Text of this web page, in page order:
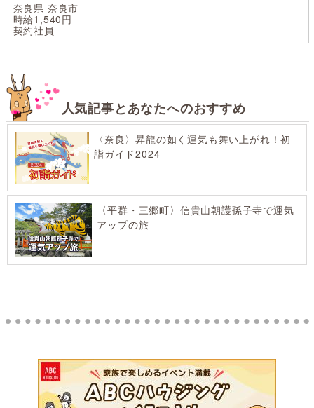
奈良県 奈良市
時給1,540円
契約社員
人気記事とあなたへのおすすめ
〈奈良〉昇龍の如く運気も舞い上がれ！初
詣ガイド2024
〈平群・三郷町〉信貴山朝護孫子寺で運気
アップの旅